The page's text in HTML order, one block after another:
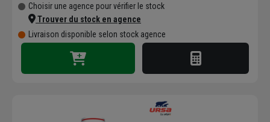
Choisir une agence pour vérifier le stock
Trouver du stock en agence
Livraison disponible selon stock agence